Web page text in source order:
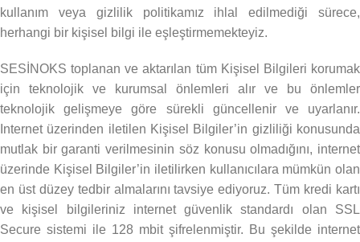
kullanım veya gizlilik politikamız ihlal edilmediği sürece,
herhangi bir kişisel bilgi ile eşleştirmemekteyiz.
SESİNOKS toplanan ve aktarılan tüm Kişisel Bilgileri korumak
için teknolojik ve kurumsal önlemleri alır ve bu önlemler
teknolojik gelişmeye göre sürekli güncellenir ve uyarlanır.
Internet üzerinden iletilen Kişisel Bilgiler’in gizliliği konusunda
mutlak bir garanti verilmesinin söz konusu olmadığını, internet
üzerinde Kişisel Bilgiler’in iletilirken kullanıcılara mümkün olan
en üst düzey tedbir almalarını tavsiye ediyoruz. Tüm kredi kartı
ve kişisel bilgileriniz internet güvenlik standardı olan SSL
Secure sistemi ile 128 mbit şifrelenmiştir. Bu şekilde internet